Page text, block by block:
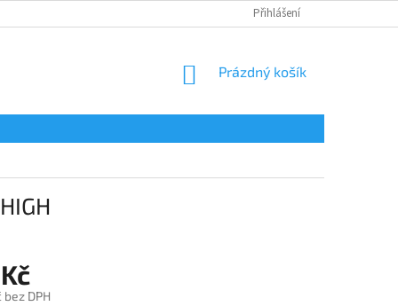
Přihlášení
NÁKUPNÍ
Prázdný košík
bez DPH